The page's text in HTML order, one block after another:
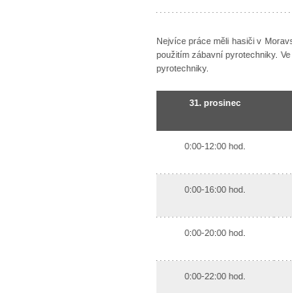
Nejvíce práce měli hasiči v
použitím zábavní pyrotechniky.
pyrotechniky.
31. prosinec
0:00-12:00 hod.
0:00-16:00 hod.
0:00-20:00 hod.
0:00-22:00 hod.